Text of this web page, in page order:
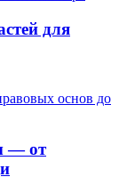
для
— от